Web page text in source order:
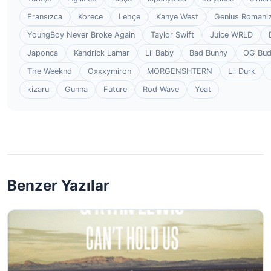
Fransızca
Korece Lehçe Kanye West
Genius
YoungBoy Never Broke Again
Taylor Swift Juice WRLD
Japonca
Kendrick Lamar Lil Baby Bad Bunny
OG
The Weeknd
Oxxxymiron MORGENSHTERN
Lil Durk
kizaru
Gunna Future Rod Wave Yeat
Benzer Yazılar